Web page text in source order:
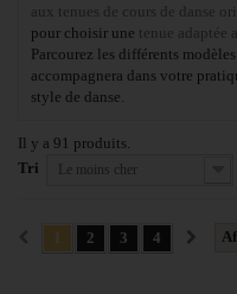
aux tenues de cours de danse
pour choisir une tenue adaptée
Parcourez les différents
accompagnera dans votre
style de danse.
Il y a 91 produits.
Tri
Le moins cher
1 2 3 4